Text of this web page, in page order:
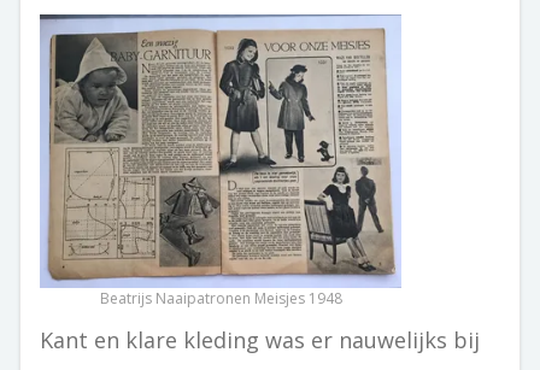
Beatrijs Naaipatronen Meisjes 1948
Kant en klare kleding was er nauwelijks bij